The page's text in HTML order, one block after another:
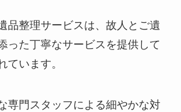
品整理サービスは、故人とご遺
った丁寧なサービスを提供して
ています。
専門スタッフによる細やかな対